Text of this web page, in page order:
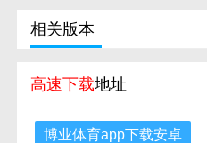
相关版本
高速下载地址
博业体育app下载安卓